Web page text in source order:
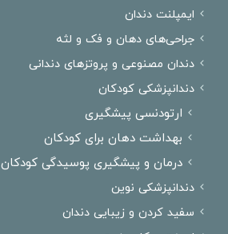
ایمپلنت دندان
جراحی‌های دهان و فک و لثه
دندان مصنوعی و پروتزهای دندانی
دندانپزشکی کودکان
ارتودنسی پیشگیری
بهداشت دهان برای کودکان
درمان و پیشگیری پوسیدگی کودکان
دندانپزشکی نوین
سفید کردن و زیبایی دندان